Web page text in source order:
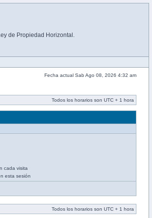
de Propiedad Horizontal.
Fecha actual Sab Ago 08, 2026 4:32 am
Todos los horarios son UTC + 1 hora
cada visita
esta sesión
Todos los horarios son UTC + 1 hora